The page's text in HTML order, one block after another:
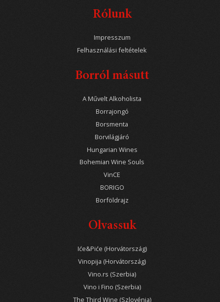
Rólunk
Impresszum
Felhasználási feltételek
Borról másutt
A Művelt Alkoholista
Borrajongó
Borsmenta
Borvilágjáró
Hungarian Wines
Bohemian Wine Souls
VinCE
BORIGO
Borföldrajz
Olvassuk
Iće&Piće (Horvátország)
Vinopija (Horvátország)
Vino.rs (Szerbia)
Vino i Fino (Szerbia)
The Third Wine (Szlovénia)